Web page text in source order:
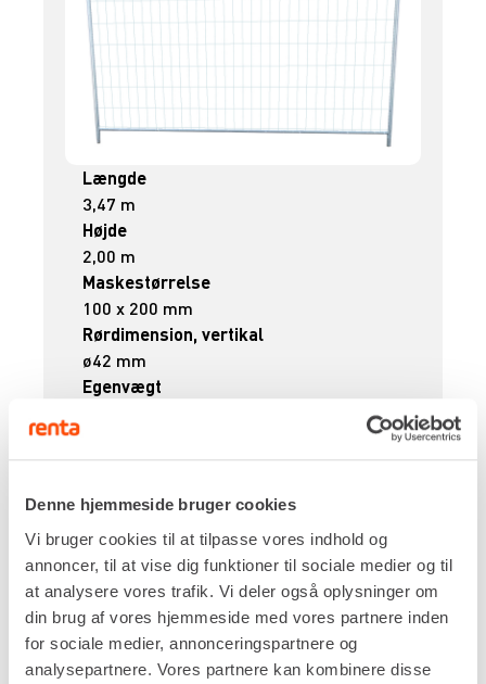
Denne hjemmeside bruger cookies
Vi bruger cookies til at tilpasse vores indhold og
annoncer, til at vise dig funktioner til sociale medier og til
at analysere vores trafik. Vi deler også oplysninger om
din brug af vores hjemmeside med vores partnere inden
for sociale medier, annonceringspartnere og
analysepartnere. Vores partnere kan kombinere disse
Længde
3,47 m
Højde
2,00 m
Maskestørrelse
100 x 200 mm
Rørdimension, vertikal
ø42 mm
Egenvægt
DKK 22,00
Der beregnes kalenderdage på byggepladshegn.
Renta udlejer kun til erhverv. Gyldigt CVR-
nummer er påkrævet.
LEJ NU Flere informationer